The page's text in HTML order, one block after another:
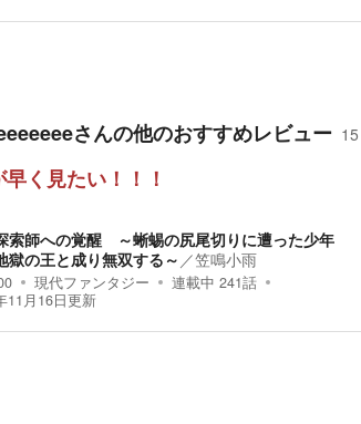
さんの他のおすすめレビュー 15
早く見たい！！！
索師への覚醒 ～蜥蜴の尻尾切りに遭った少年
獄の王と成り無双する～ ／笠鳴小雨
現代ファンタジー 連載中 241話
11月16日更新